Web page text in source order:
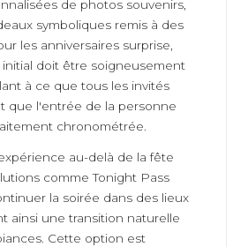
de photos souvenirs,
symboliques remis à des
les anniversaires surprise,
doit être soigneusement
à ce que tous les invités
que l'entrée de la personne
chronométrée.
au-delà de la fête
comme Tonight Pass
la soirée dans des lieux
ainsi une transition naturelle
Cette option est